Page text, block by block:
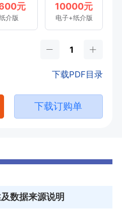
元
介版
10000元
电子+纸介版
下载PDF目录
下载订购单
数据来源说明